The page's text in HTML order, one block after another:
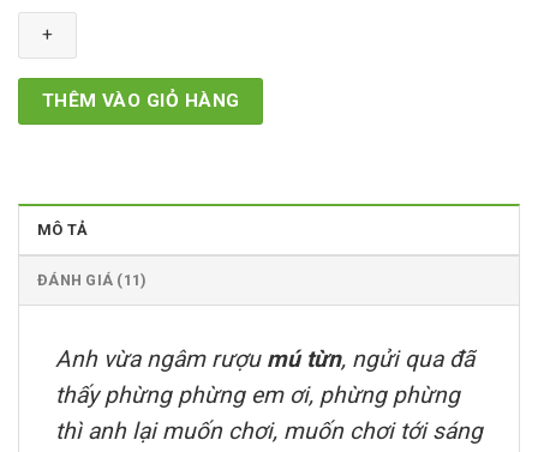
Từn
THÊM VÀO GIỎ HÀNG
MÔ TẢ
ĐÁNH GIÁ (11)
Anh vừa ngâm rượu mú từn, ngửi qua đã
thấy phừng phừng em ơi, phừng phừng
thì anh lại muốn chơi, muốn chơi tới sáng